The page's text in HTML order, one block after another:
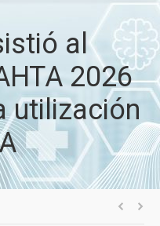
al
2026
utilización